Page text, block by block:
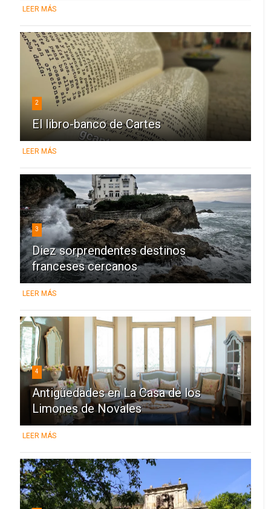
LEER MÁS
2
El libro-banco de Cartes
LEER MÁS
3
Diez sorprendentes destinos
franceses cercanos
LEER MÁS
4
Antigüedades en La Casa de los
Limones de Novales
LEER MÁS